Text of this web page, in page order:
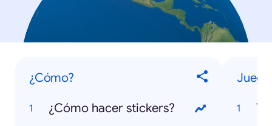
¿Cómo?
¿Cómo hacer stickers?